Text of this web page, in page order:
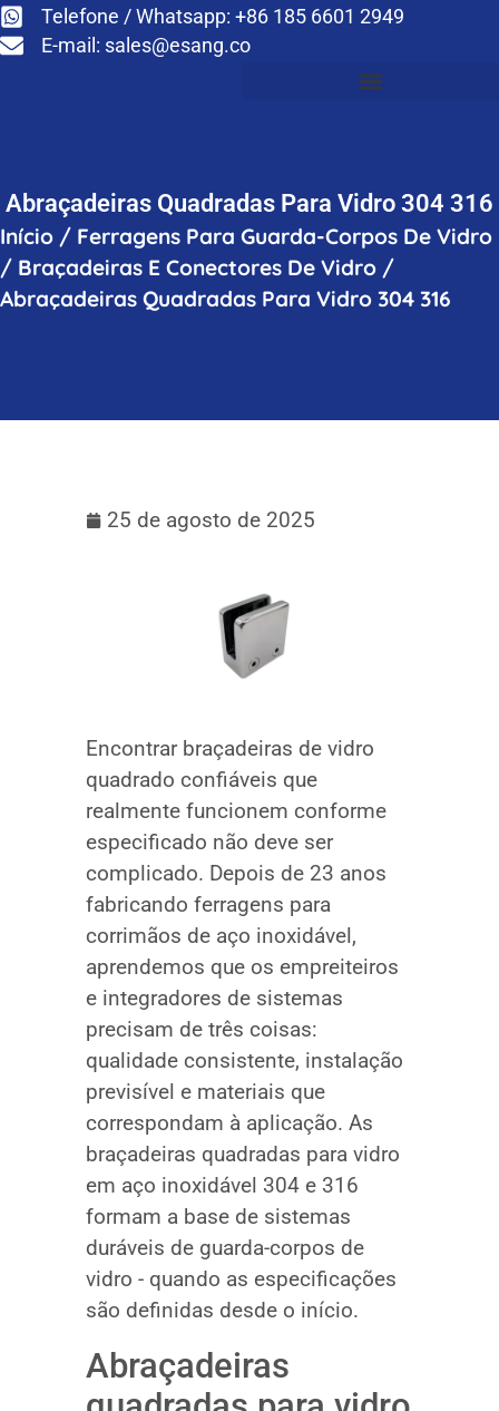
Telefone / Whatsapp: +86 185 6601 2949
E-mail: sales@esang.co
Abraçadeiras Quadradas Para Vidro 304 316
Início / Ferragens Para Guarda-Corpos De Vidro
/ Braçadeiras E Conectores De Vidro /
Abraçadeiras Quadradas Para Vidro 304 316
25 de agosto de 2025
Encontrar braçadeiras de vidro
quadrado confiáveis que
realmente funcionem conforme
especificado não deve ser
complicado. Depois de 23 anos
fabricando ferragens para
corrimãos de aço inoxidável,
aprendemos que os empreiteiros
e integradores de sistemas
precisam de três coisas:
qualidade consistente, instalação
previsível e materiais que
correspondam à aplicação. As
braçadeiras quadradas para vidro
em aço inoxidável 304 e 316
formam a base de sistemas
duráveis de guarda-corpos de
vidro - quando as especificações
são definidas desde o início.
Abraçadeiras